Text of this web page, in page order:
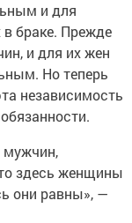
и для
браке. Прежде
и для их жен
Но теперь
независимость
мужчин,
здесь женщины
они равны», —